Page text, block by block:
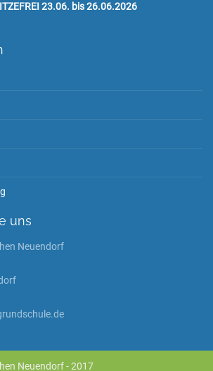
23.06. bis 26.06.2026
uns
Neuendorf
Neuendorf - 2017